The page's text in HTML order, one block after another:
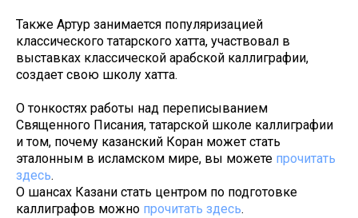
Также Артур занимается популяризацией
классического татарского хатта, участвовал в
выставках классической арабской каллиграфии,
создает свою школу хатта.
О тонкостях работы над переписыванием
Священного Писания, татарской школе каллиграфии
и том, почему казанский Коран может стать
эталонным в исламском мире, вы можете прочитать
здесь.
О шансах Казани стать центром по подготовке
каллиграфов можно прочитать здесь.